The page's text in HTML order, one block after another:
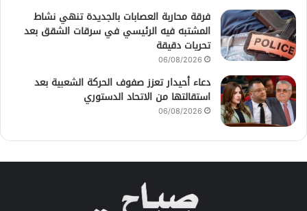
فرقة محاربة العصابات بالجديدة تنهي نشاط
المشتبه فيه الرئيسي في سرقات الشقق بعد
تحريات دقيقة
06/08/2026
دعاء أحيدار تعزز صفوف الحركة الشعبية بعد
استقالتها من الاتحاد الدستوري
06/08/2026